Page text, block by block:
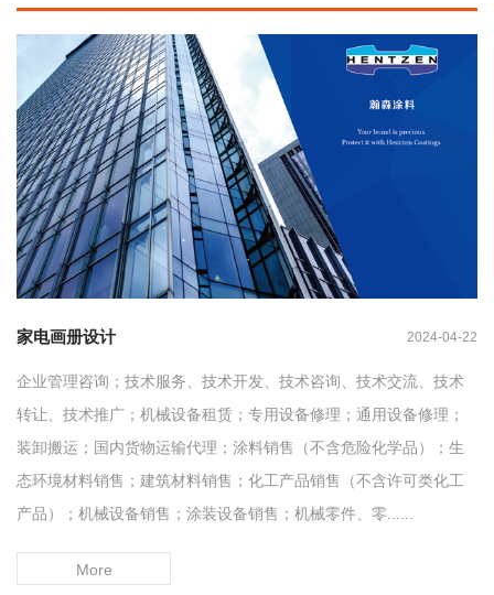
家电画册设计 2024-04-22
企业管理咨询；技术服务、技术开发、技术咨询、技术交流、技术
转让、技术推广；机械设备租赁；专用设备修理；通用设备修理；
装卸搬运；国内货物运输代理；涂料销售（不含危险化学品）；生
态环境材料销售；建筑材料销售；化工产品销售（不含许可类化工
产品）；机械设备销售；涂装设备销售；机械零件、零......
More